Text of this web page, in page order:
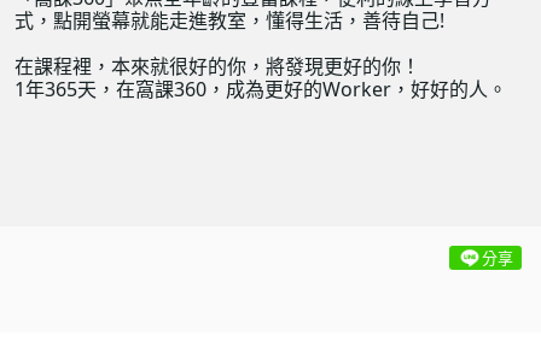
式，點開螢幕就能走進教室，懂得生活，善待自己!
在課程裡，本來就很好的你，將發現更好的你！
1年365天，在窩課360，成為更好的Worker，好好的人。
分享